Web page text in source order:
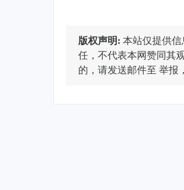
版权声明: 本站仅提供
任，不代表本网赞同其
的，请发送邮件至 举报